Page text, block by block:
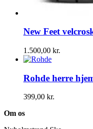
New Feet
1.500,00 kr.
Rohde herre
399,00 kr.
Om os